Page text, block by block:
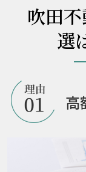
吹田
選
高